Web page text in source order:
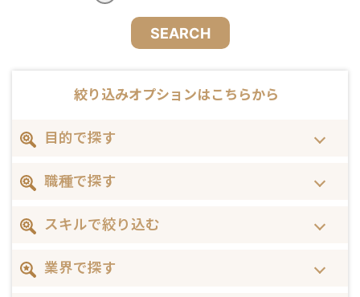
SEARCH
絞り込みオプションはこちらから
目的で探す
職種で探す
スキルで絞り込む
業界で探す